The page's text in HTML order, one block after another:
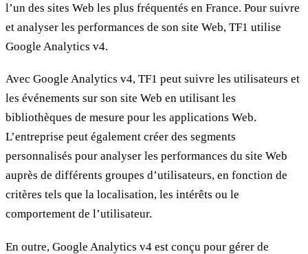
l’un des sites Web les plus fréquentés en France. Pour suivre
et analyser les performances de son site Web, TF1 utilise
Google Analytics v4.
Avec Google Analytics v4, TF1 peut suivre les utilisateurs et
les événements sur son site Web en utilisant les
bibliothèques de mesure pour les applications Web.
L’entreprise peut également créer des segments
personnalisés pour analyser les performances du site Web
auprès de différents groupes d’utilisateurs, en fonction de
critères tels que la localisation, les intérêts ou le
comportement de l’utilisateur.
En outre, Google Analytics v4 est conçu pour gérer de